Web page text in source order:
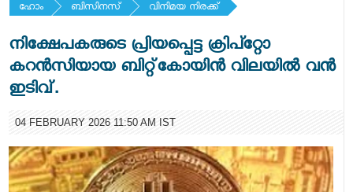
ഹോം ബിസിനസ് വിനിമയ നിരക്ക്
നിക്ഷേപകരുടെ പ്രിയപ്പെട്ട ക്രിപ്റ്റോ
കറൻസിയായ ബിറ്റ്കോയിൻ വിലയിൽ വൻ
ഇടിവ്.
04 FEBRUARY 2026 11:50 AM IST